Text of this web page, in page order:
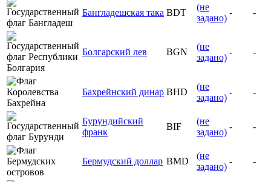
Бангладешская така BDT
(не
задано)
- -
Болгарский лев BGN
(не
задано)
- -
Бахрейнский динар BHD
(не
задано)
- -
Бурундийский
франк
BIF
(не
задано)
- -
Бермудский доллар BMD
(не
задано)
- -